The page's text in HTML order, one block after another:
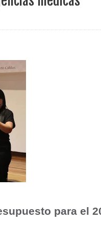
Departamental para el
espacios comunitarios
rurales en
comunitario
para el